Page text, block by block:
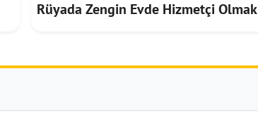
Rüyada Zengin Evde Hizmetçi Olmak